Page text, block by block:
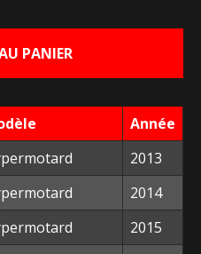
:
€.
PANIER
Année
2013
2014
2015